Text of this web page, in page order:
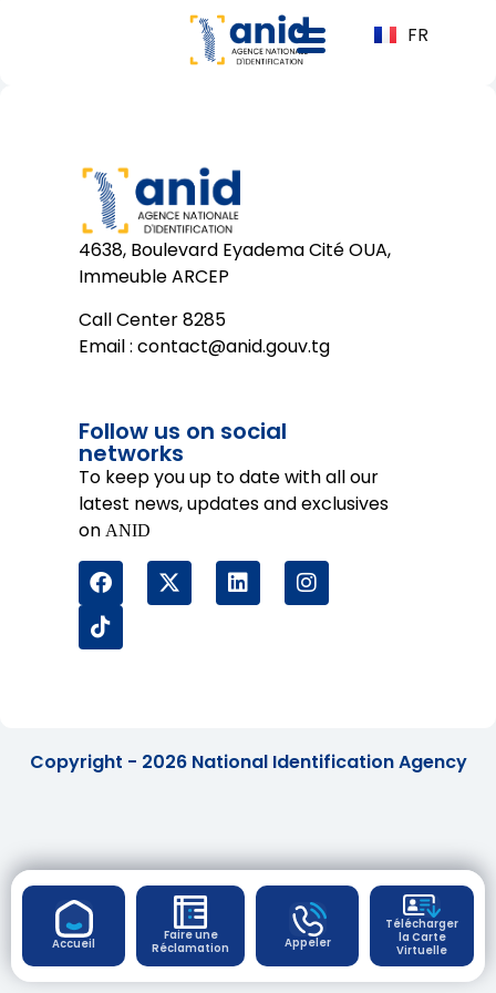
FR
Accueil
Faire une
Réclamation
Appeler
Télécharger
la Carte
Virtuelle
4638, Boulevard Eyadema Cité OUA,
Immeuble ARCEP
Call Center 8285
Email : contact@anid.gouv.tg
Follow us on social
networks
To keep you up to date with all our
latest news, updates and exclusives
on ANID
Copyright - 2026 National Identification Agency